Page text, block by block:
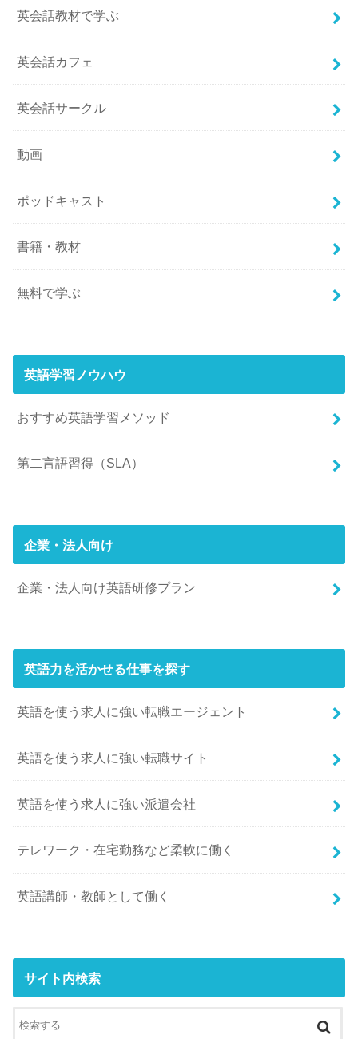
英会話教材で学ぶ
英会話カフェ
英会話サークル
動画
ポッドキャスト
書籍・教材
無料で学ぶ
英語学習ノウハウ
おすすめ英語学習メソッド
第二言語習得（SLA）
企業・法人向け
企業・法人向け英語研修プラン
英語力を活かせる仕事を探す
英語を使う求人に強い転職エージェント
英語を使う求人に強い転職サイト
英語を使う求人に強い派遣会社
テレワーク・在宅勤務など柔軟に働く
英語講師・教師として働く
サイト内検索